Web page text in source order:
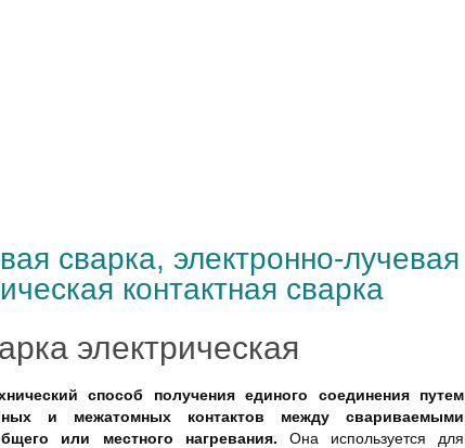
сварка, электронно-лучевая
контактная сварка
электрическая
способ получения единого соединения путем
и межатомных контактов между свариваемыми
или местного нагревания. Она используется для